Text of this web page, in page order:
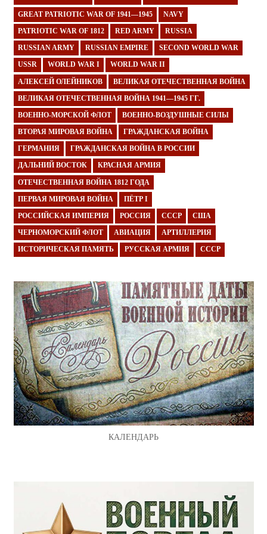
GREAT PATRIOTIC WAR OF 1941—1945 NAVY
PATRIOTIC WAR OF 1812 RED ARMY RUSSIA
RUSSIAN ARMY RUSSIAN EMPIRE SECOND WORLD WAR
USSR WORLD WAR I WORLD WAR II
АЛЕКСЕЙ ОЛЕЙНИКОВ ВЕЛИКАЯ ОТЕЧЕСТВЕННАЯ ВОЙНА
ВЕЛИКАЯ ОТЕЧЕСТВЕННАЯ ВОЙНА 1941—1945 ГГ.
ВОЕННО-МОРСКОЙ ФЛОТ ВОЕННО-ВОЗДУШНЫЕ СИЛЫ
ВТОРАЯ МИРОВАЯ ВОЙНА ГРАЖДАНСКАЯ ВОЙНА
ГЕРМАНИЯ ГРАЖДАНСКАЯ ВОЙНА В РОССИИ
ДАЛЬНИЙ ВОСТОК КРАСНАЯ АРМИЯ
ОТЕЧЕСТВЕННАЯ ВОЙНА 1812 ГОДА
ПЕРВАЯ МИРОВАЯ ВОЙНА ПЁТР I
РОССИЙСКАЯ ИМПЕРИЯ РОССИЯ СССР США
ЧЕРНОМОРСКИЙ ФЛОТ АВИАЦИЯ АРТИЛЛЕРИЯ
ИСТОРИЧЕСКАЯ ПАМЯТЬ РУССКАЯ АРМИЯ СССР
КАЛЕНДАРЬ